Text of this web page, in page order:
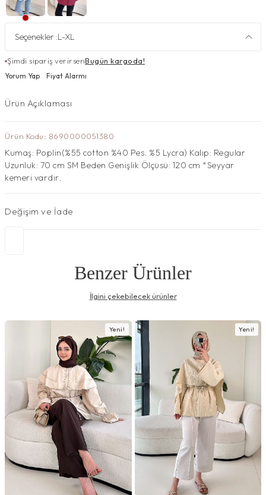
Seçenekler :L-XL
Şimdi sipariş verirsenBugün kargoda!
Yorum Yap Fiyat Alarmı
Ürün Açıklaması
Ürün Kodu: 8690000051380
Kumaş: Poplin(%55 cotton %40 Pes. %5 Lycra) Kalıp: Regular
Uzunluk: 70 cm SM Beden Genişlik Ölçüsü: 120 cm *Seyyar
kemeri vardır.
Değişim ve İade
Benzer Ürünler
İlgini çekebilecek ürünler
Yeni! Yeni!